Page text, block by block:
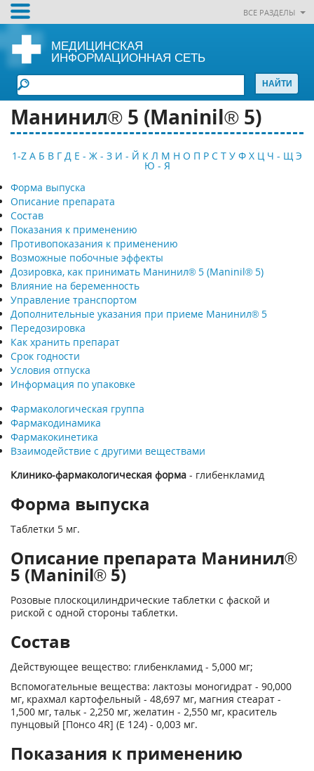
ВСЕ РАЗДЕЛЫ
МЕДИЦИНСКАЯ
ИНФОРМАЦИОННАЯ СЕТЬ
Манинил® 5 (Maninil® 5)
1-Z А Б В Г Д Е - Ж - З И - Й К Л М Н О П Р С Т У Ф Х Ц Ч - Щ Э
Ю - Я
Форма выпуска
Описание препарата
Состав
Показания к применению
Противопоказания к применению
Возможные побочные эффекты
Дозировка, как принимать Манинил® 5 (Maninil® 5)
Влияние на беременность
Управление транспортом
Дополнительные указания при приеме Манинил® 5
Передозировка
Как хранить препарат
Срок годности
Условия отпуска
Информация по упаковке
Фармакологическая группа
Фармакодинамика
Фармакокинетика
Взаимодействие с другими веществами
Клинико-фармакологическая форма - глибенкламид
Форма выпуска
Таблетки 5 мг.
Описание препарата Манинил®
5 (Maninil® 5)
Розовые плоскоцилиндрические таблетки с фаской и
риской с одной стороны таблетки.
Состав
Действующее вещество: глибенкламид - 5,000 мг;
Вспомогательные вещества: лактозы моногидрат - 90,000
мг, крахмал картофельный - 48,697 мг, магния стеарат -
1,500 мг, тальк - 2,250 мг, желатин - 2,550 мг, краситель
пунцовый [Понсо 4R] (Е 124) - 0,003 мг.
Показания к применению